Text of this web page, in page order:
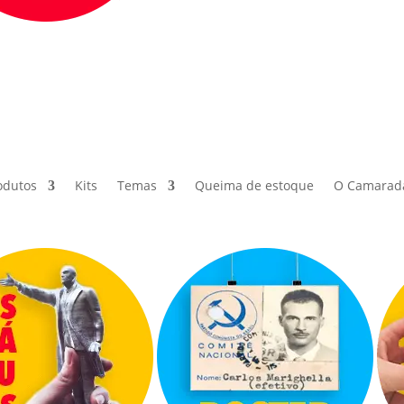
Kits Temas Queima de estoque O